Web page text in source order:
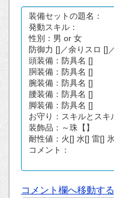
コメント欄へ移動する